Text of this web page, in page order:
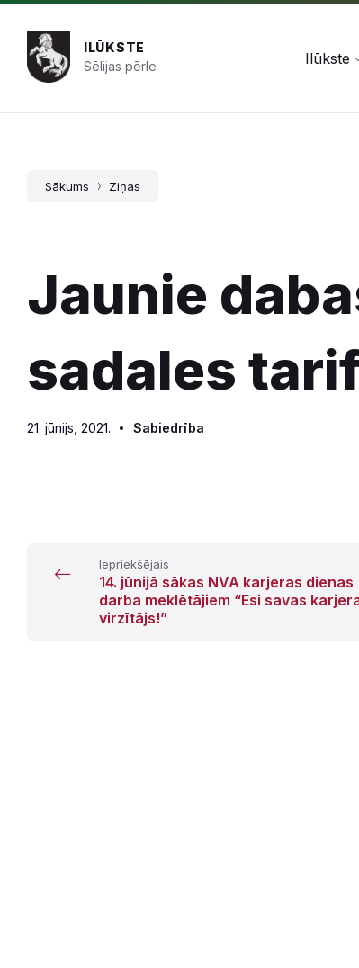
Pāriet
saturu
Skip
navigation
Skip
footer
ILŪKSTE
Sēlijas pērle
Ilūkste
Sākums Ziņas
Jaunie
sadales
21. jūnijs, 2021. Sabiedrība
Iepriekšējais
14. jūnijā sākas NVA karjeras dienas
darba meklētājiem “Esi savas
virzītājs!”